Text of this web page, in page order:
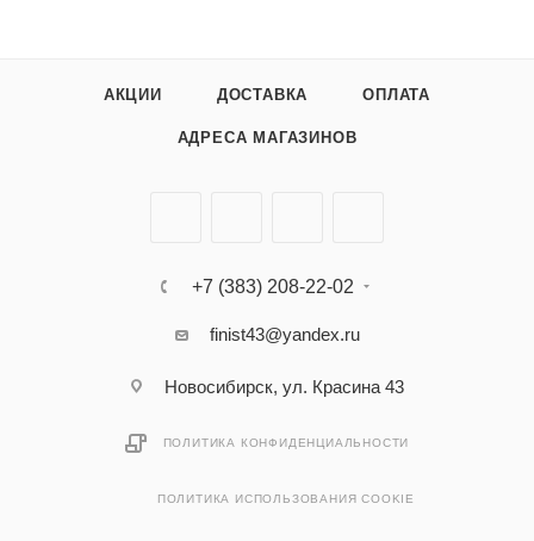
АКЦИИ ДОСТАВКА ОПЛАТА
АДРЕСА МАГАЗИНОВ
+7 (383) 208-22-02
finist43@yandex.ru
Новосибирск, ул. Красина 43
ПОЛИТИКА КОНФИДЕНЦИАЛЬНОСТИ
ПОЛИТИКА ИСПОЛЬЗОВАНИЯ COOKIE